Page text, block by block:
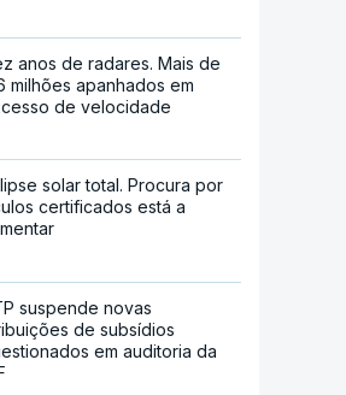
anos de radares. Mais de
milhões apanhados em
de velocidade
solar total. Procura por
certificados está a
suspende novas
de subsídios
em auditoria da